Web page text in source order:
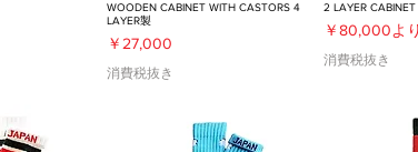
WOODEN CABINET WITH CASTORS 4
LAYER製
価格
￥27,000
消費税抜き
2 LAYER CABINET
￥80,000より
セール価格
消費税抜き